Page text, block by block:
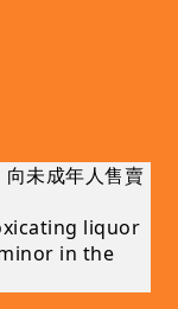
向未成年人售賣
liquor
in the